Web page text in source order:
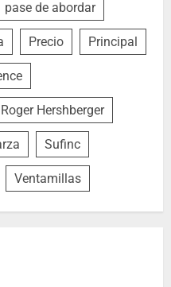
pase de abordar
Precio Principal
Roger Hershberger
Sufinc
Ventamillas